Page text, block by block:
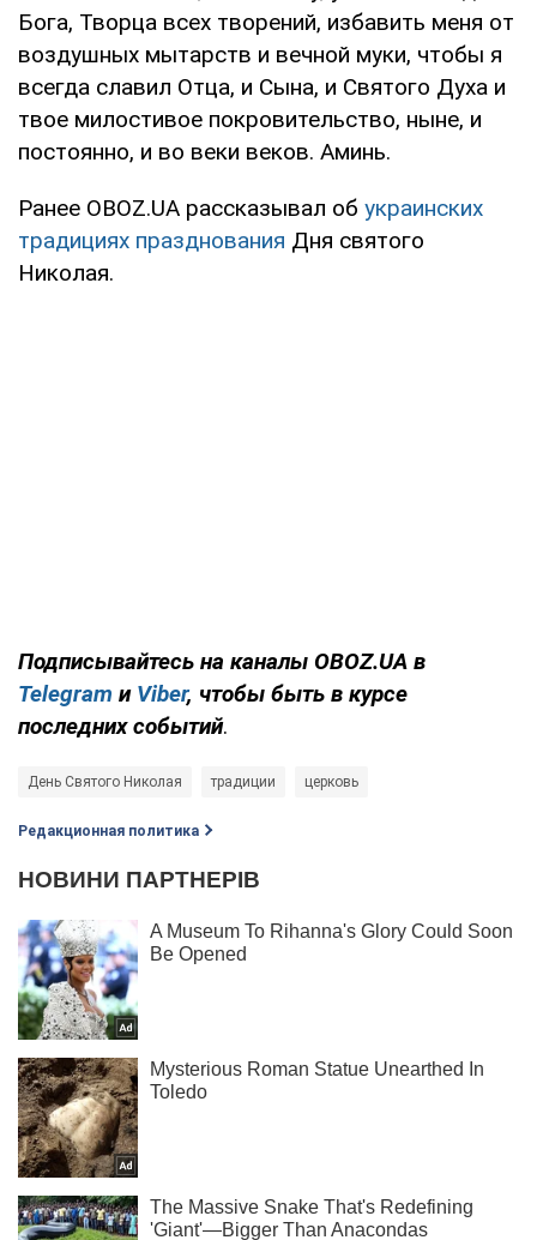
Бога, Творца всех творений, избавить меня от
воздушных мытарств и вечной муки, чтобы я
всегда славил Отца, и Сына, и Святого Духа и
твое милостивое покровительство, ныне, и
постоянно, и во веки веков. Аминь.
Ранее OBOZ.UA рассказывал об украинских
традициях празднования Дня святого
Николая.
Подписывайтесь на каналы OBOZ.UA в
Telegram и Viber, чтобы быть в курсе
последних событий.
День Святого Николая традиции церковь
Редакционная политика